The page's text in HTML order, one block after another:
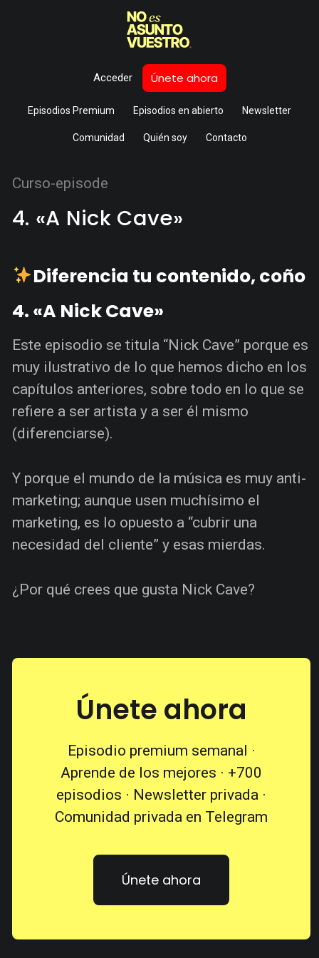
Acceder Únete ahora
Episodios Premium Episodios en abierto Newsletter
Comunidad Quién soy Contacto
Curso-episode
4. «A Nick Cave»
Diferencia tu contenido, coño
4. «A Nick Cave»
Este episodio se titula “Nick Cave” porque es
muy ilustrativo de lo que hemos dicho en los
capítulos anteriores, sobre todo en lo que se
refiere a ser artista y a ser él mismo
(diferenciarse).
Y porque el mundo de la música es muy anti-
marketing; aunque usen muchísimo el
marketing, es lo opuesto a “cubrir una
necesidad del cliente” y esas mierdas.
¿Por qué crees que gusta Nick Cave?
Únete ahora
Episodio premium semanal ·
Aprende de los mejores · +700
episodios · Newsletter privada ·
Comunidad privada en Telegram
Únete ahora